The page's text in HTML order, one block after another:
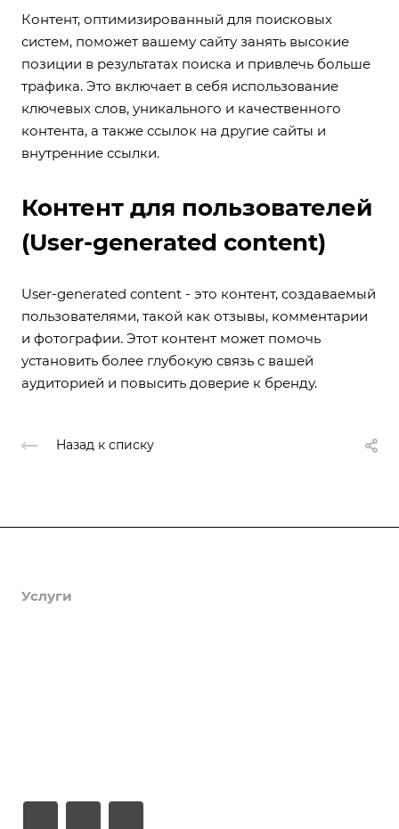
Контент, оптимизированный для поисковых
систем, поможет вашему сайту занять высокие
позиции в результатах поиска и привлечь больше
трафика. Это включает в себя использование
ключевых слов, уникального и качественного
контента, а также ссылок на другие сайты и
внутренние ссылки.
Контент для пользователей
(User-generated content)
User-generated content - это контент, создаваемый
пользователями, такой как отзывы, комментарии
и фотографии. Этот контент может помочь
установить более глубокую связь с вашей
аудиторией и повысить доверие к бренду.
Назад к списку
Услуги